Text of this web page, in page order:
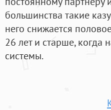
большинства такие
него снижается
26 лет и старше, когда
системы.